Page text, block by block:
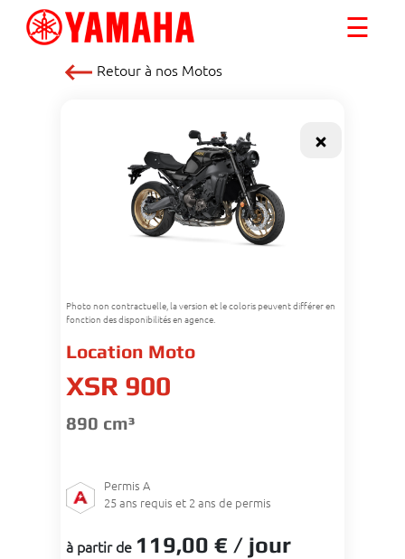
☰
Retour à nos Motos
Photo non contractuelle, la version et le coloris peuvent différer en
fonction des disponibilités en agence.
Location Moto
XSR 900
890 cm³
Permis A
25ans requis et 2 ans de permis
à partir de 119,00 € / jour